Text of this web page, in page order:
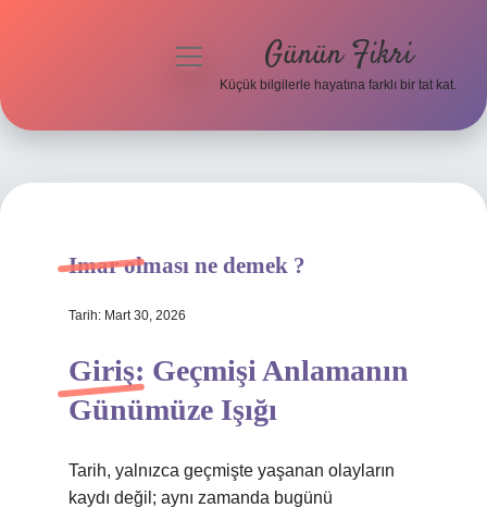
Hakkımızda
menüyü
Günün Fikri
Küçük bilgilerle hayatına farklı bir tat kat.
Imar olması ne demek ?
Tarih: Mart 30, 2026
Giriş: Geçmişi Anlamanın
Günümüze Işığı
Tarih, yalnızca geçmişte yaşanan olayların
kaydı değil; aynı zamanda bugünü